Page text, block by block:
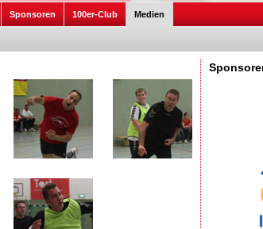
Sponsoren 100er-Club Medien